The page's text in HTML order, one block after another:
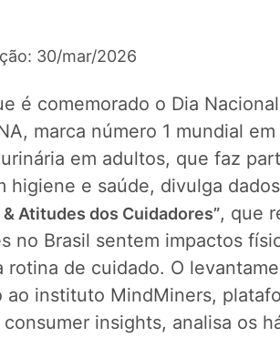
30/mar/2026
é comemorado o Dia
marca número 1 mundial
em adultos, que faz
higiene e saúde, divulga
& Atitudes dos Cuidadores”, que
no Brasil sentem impactos
rotina de cuidado. O
ao instituto MindMiners,
insights, analisa os